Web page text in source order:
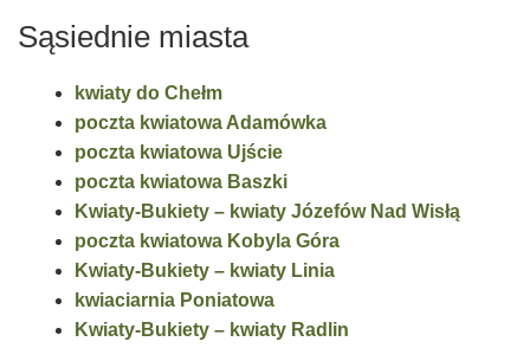
Sąsiednie miasta
kwiaty do Chełm
poczta kwiatowa Adamówka
poczta kwiatowa Ujście
poczta kwiatowa Baszki
Kwiaty-Bukiety – kwiaty Józefów Nad Wisłą
poczta kwiatowa Kobyla Góra
Kwiaty-Bukiety – kwiaty Linia
kwiaciarnia Poniatowa
Kwiaty-Bukiety – kwiaty Radlin